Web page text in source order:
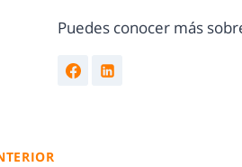
Puedes conocer más